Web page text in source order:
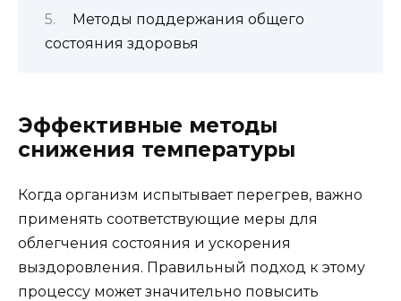
Методы поддержания общего
состояния здоровья
Эффективные методы
снижения температуры
Когда организм испытывает перегрев, важно
применять соответствующие меры для
облегчения состояния и ускорения
выздоровления. Правильный подход к этому
процессу может значительно повысить